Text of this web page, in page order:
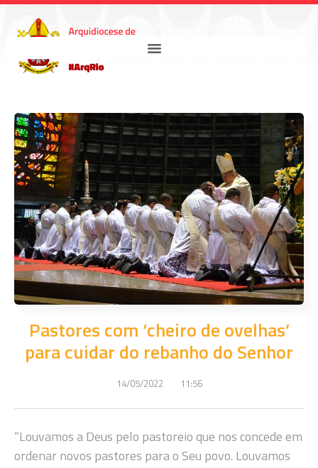
Pastores com ‘cheiro de ovelhas’
para cuidar do rebanho do Senhor
14/05/2022 11:56
“Louvamos a Deus pelo pastoreio que nos concede em
ordenar novos pastores para o Seu povo. Louvamos